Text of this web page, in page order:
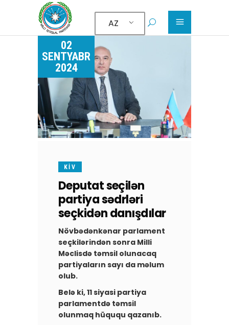
AZ
02
SENTYABR
2024
KİV
Deputat seçilən
partiya sədrləri
seçkidən danışdılar
Növbədənkənar parlament
seçkilərindən sonra Milli
Məclisdə təmsil olunacaq
partiyaların sayı da məlum
olub.
Belə ki, 11 siyasi partiya
parlamentdə təmsil
olunmaq hüququ qazanıb.